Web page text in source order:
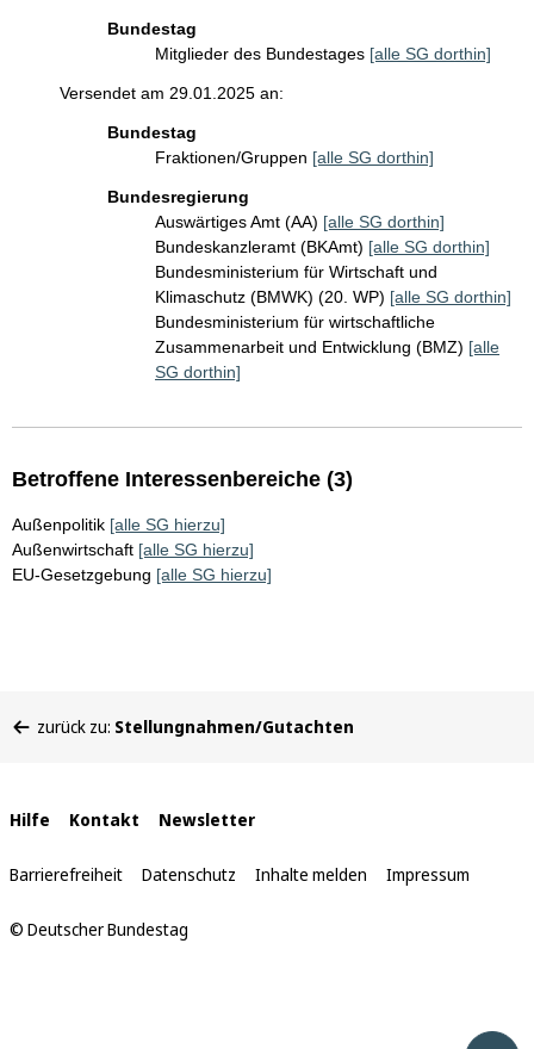
Bundestag
Mitglieder des Bundestages [alle SG dorthin]
Versendet am 29.01.2025 an:
Bundestag
Fraktionen/Gruppen [alle SG dorthin]
Bundesregierung
Auswärtiges Amt (AA) [alle SG dorthin]
Bundeskanzleramt (BKAmt) [alle SG dorthin]
Bundesministerium für Wirtschaft und
Klimaschutz (BMWK) (20. WP) [alle SG dorthin]
Bundesministerium für wirtschaftliche
Zusammenarbeit und Entwicklung (BMZ) [alle
SG dorthin]
Betroffene Interessenbereiche (3)
Außenpolitik [alle SG hierzu]
Außenwirtschaft [alle SG hierzu]
EU-Gesetzgebung [alle SG hierzu]
befinden
zurück zu: Stellungnahmen/Gutachten
Interne
Links
Hilfe Kontakt Newsletter
Barrierefreiheit Datenschutz Inhalte melden Impressum
© Deutscher Bundestag